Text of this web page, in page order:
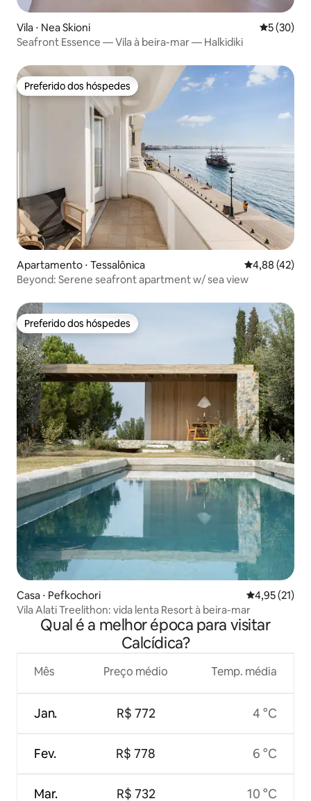
Vila ⋅ Nea Skioni 5 de uma
5 (30)
Seafront Essence — Vila à beira-mar — Halkidiki
Preferido dos hóspedes
Preferido dos hóspedes
Apartamento ⋅ Tessalônica 4,88 de uma
4,88 (42)
Beyond: Serene seafront apartment w/ sea view
Preferido dos hóspedes
Preferido dos hóspedes
Casa ⋅ Pefkochori 4,95 de uma
4,95 (21)
Vila Alati Treelithon: vida lenta Resort à beira-mar
Qual é a melhor época para visitar
Calcídica?
Mês
Jan.
Fev.
Mar.
Preço médio
R$ 772
R$ 778
R$ 732
Temp. média
4 °C
6 °C
10 °C